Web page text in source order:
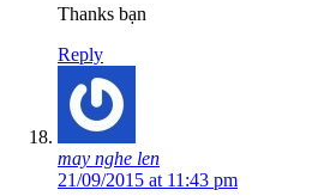
Thanks bạn
Reply
may nghe len
21/09/2015 at 11:43 pm